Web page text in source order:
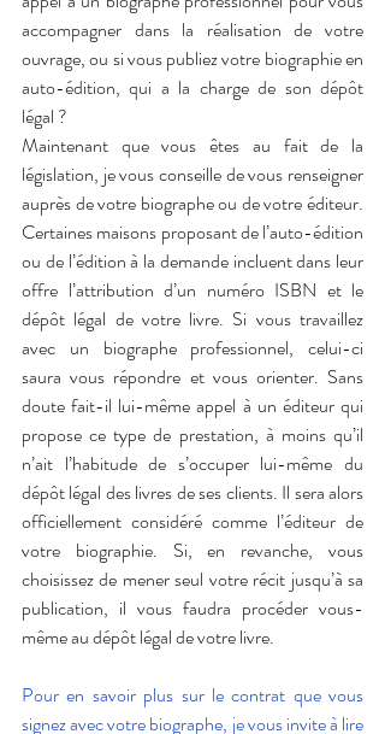
accompagner dans la réalisation de votre
ouvrage, ou si vous publiez votre biographie en
auto-édition, qui a la charge de son dépôt
légal ?
Maintenant que vous êtes au fait de la
législation, je vous conseille de vous renseigner
auprès de votre biographe ou de votre éditeur.
Certaines maisons proposant de l’auto-édition
ou de l’édition à la demande incluent dans leur
offre l’attribution d’un numéro ISBN et le
dépôt légal de votre livre. Si vous travaillez
avec un biographe professionnel, celui-ci
saura vous répondre et vous orienter. Sans
doute fait-il lui-même appel à un éditeur qui
propose ce type de prestation, à moins qu’il
n’ait l’habitude de s’occuper lui-même du
dépôt légal des livres de ses clients. Il sera alors
officiellement considéré comme l’éditeur de
votre biographie. Si, en revanche, vous
choisissez de mener seul votre récit jusqu’à sa
publication, il vous faudra procéder vous-
même au dépôt légal de votre livre.
Pour en savoir plus sur le contrat que vous
signez avec votre biographe, je vous invite à lire